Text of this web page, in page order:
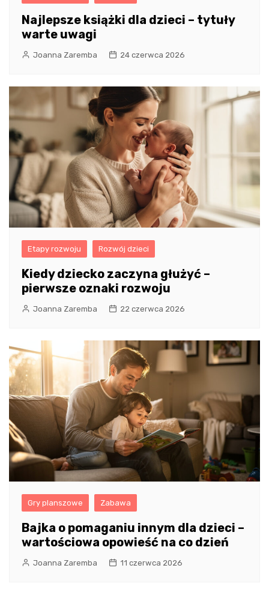
Najlepsze książki dla dzieci – tytuły
warte uwagi
Joanna Zaremba 24 czerwca 2026
Etapy rozwoju Rozwój dzieci
Kiedy dziecko zaczyna głużyć –
pierwsze oznaki rozwoju
Joanna Zaremba 22 czerwca 2026
Gry planszowe Zabawa
Bajka o pomaganiu innym dla dzieci –
wartościowa opowieść na co dzień
Joanna Zaremba 11 czerwca 2026